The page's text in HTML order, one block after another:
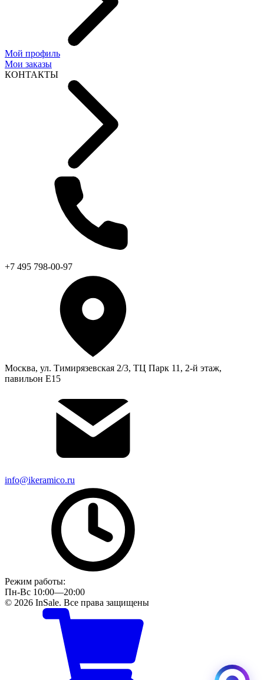
Мой профиль
Мои заказы
КОНТАКТЫ
+7 495 798-00-97
Москва, ул. Тимирязевская 2/3, ТЦ Парк 11, 2-й этаж,
павильон Е15
info@ikeramico.ru
Режим работы:
Пн-Вс 10:00—20:00
© 2026 InSale. Все права защищены